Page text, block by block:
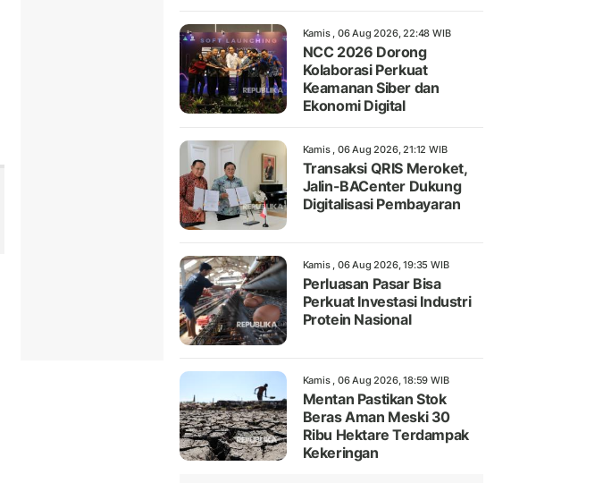
Kamis , 06 Aug 2026, 22:48 WIB
NCC 2026 Dorong
Kolaborasi Perkuat
Keamanan Siber dan
Ekonomi Digital
Kamis , 06 Aug 2026, 21:12 WIB
Transaksi QRIS Meroket,
Jalin-BACenter Dukung
Digitalisasi Pembayaran
Kamis , 06 Aug 2026, 19:35 WIB
Perluasan Pasar Bisa
Perkuat Investasi Industri
Protein Nasional
Kamis , 06 Aug 2026, 18:59 WIB
Mentan Pastikan Stok
Beras Aman Meski 30
Ribu Hektare Terdampak
Kekeringan